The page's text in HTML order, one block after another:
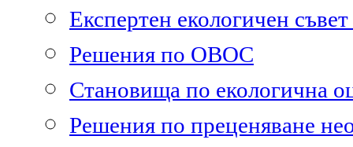
Експертен екологичен
Решения по ОВОС
Становища по екологична
Решения по преценяване